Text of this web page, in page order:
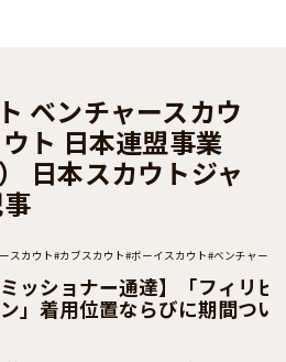
ベンチャースカウ
ト 日本連盟事業
日本スカウトジャ
スカウト#カブスカウト#ボーイスカウト#ベンチャース
#加盟員向け
ミッショナー通達】「フィリ
」着用位置ならびに期間つい